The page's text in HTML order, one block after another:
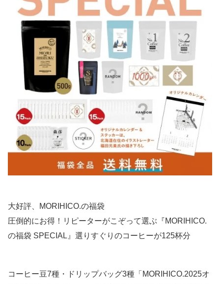
大好評、MORIHICO.の福袋
圧倒的にお得！リピーターがこぞって選ぶ『MORIHICO.
の福袋 SPECIAL』選りすぐりのコーヒーが125杯分
コーヒー豆7種・ドリップバッグ3種「MORIHICO.2025オ